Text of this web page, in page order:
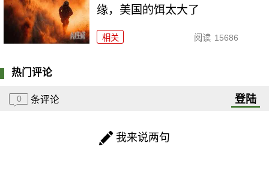
缘，美国的饵太大了
相关 阅读 15686
热门评论
0 条评论 登陆
我来说两句